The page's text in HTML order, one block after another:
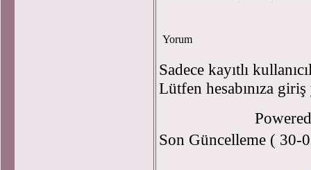
Yorum
Sadece kayıtlı
Lütfen hesabınıza
Son Güncelleme ( 30-